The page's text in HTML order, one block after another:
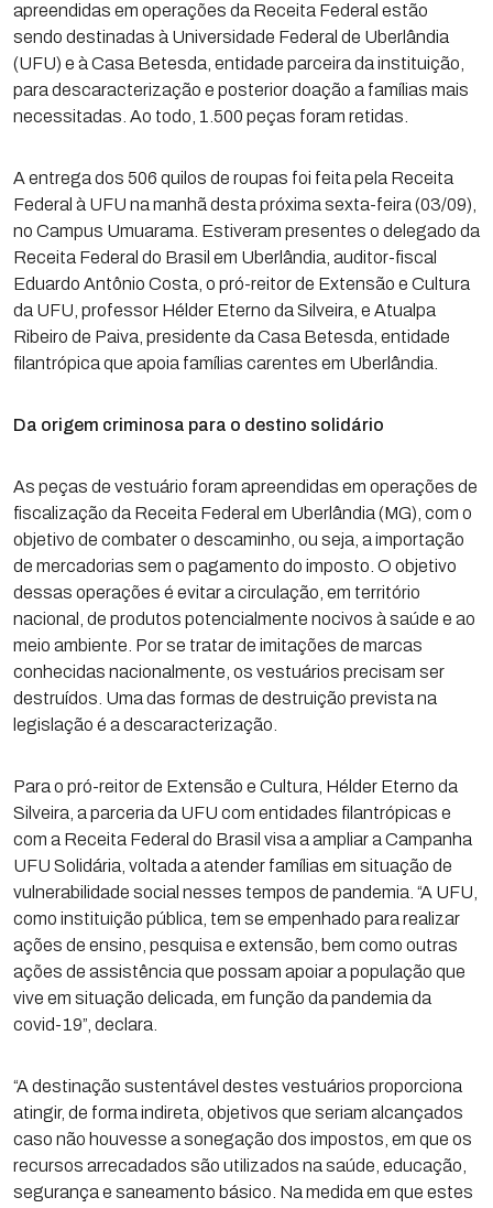
apreendidas em operações da Receita Federal estão
sendo destinadas à Universidade Federal de Uberlândia
(UFU) e à Casa Betesda, entidade parceira da instituição,
para descaracterização e posterior doação a famílias mais
necessitadas. Ao todo, 1.500 peças foram retidas.
A entrega dos 506 quilos de roupas foi feita pela Receita
Federal à UFU na manhã desta próxima sexta-feira (03/09),
no Campus Umuarama. Estiveram presentes o delegado da
Receita Federal do Brasil em Uberlândia, auditor-fiscal
Eduardo Antônio Costa, o pró-reitor de Extensão e Cultura
da UFU, professor Hélder Eterno da Silveira, e Atualpa
Ribeiro de Paiva, presidente da Casa Betesda, entidade
filantrópica que apoia famílias carentes em Uberlândia.
Da origem criminosa para o destino solidário
As peças de vestuário foram apreendidas em operações de
fiscalização da Receita Federal em Uberlândia (MG), com o
objetivo de combater o descaminho, ou seja, a importação
de mercadorias sem o pagamento do imposto. O objetivo
dessas operações é evitar a circulação, em território
nacional, de produtos potencialmente nocivos à saúde e ao
meio ambiente. Por se tratar de imitações de marcas
conhecidas nacionalmente, os vestuários precisam ser
destruídos. Uma das formas de destruição prevista na
legislação é a descaracterização.
Para o pró-reitor de Extensão e Cultura, Hélder Eterno da
Silveira, a parceria da UFU com entidades filantrópicas e
com a Receita Federal do Brasil visa a ampliar a Campanha
UFU Solidária, voltada a atender famílias em situação de
vulnerabilidade social nesses tempos de pandemia. “A UFU,
como instituição pública, tem se empenhado para realizar
ações de ensino, pesquisa e extensão, bem como outras
ações de assistência que possam apoiar a população que
vive em situação delicada, em função da pandemia da
covid-19”, declara.
“A destinação sustentável destes vestuários proporciona
atingir, de forma indireta, objetivos que seriam alcançados
caso não houvesse a sonegação dos impostos, em que os
recursos arrecadados são utilizados na saúde, educação,
segurança e saneamento básico. Na medida em que estes